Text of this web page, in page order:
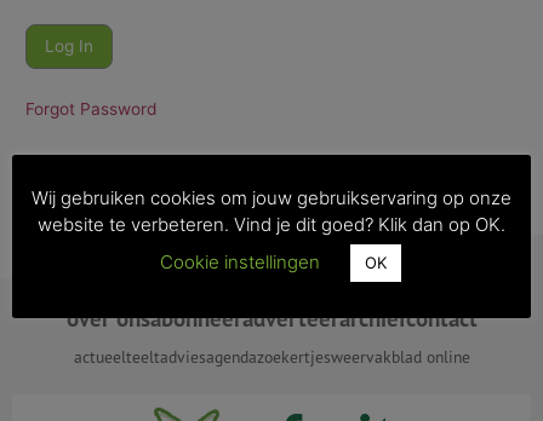
Forgot Password
over onsabonneeradverteerarchiefcontact
actueelteeltadviesagendazoekertjesweervakblad online
Wij gebruiken cookies om jouw gebruikservaring op onze
website te verbeteren. Vind je dit goed? Klik dan op OK.
Cookie instellingen
OK